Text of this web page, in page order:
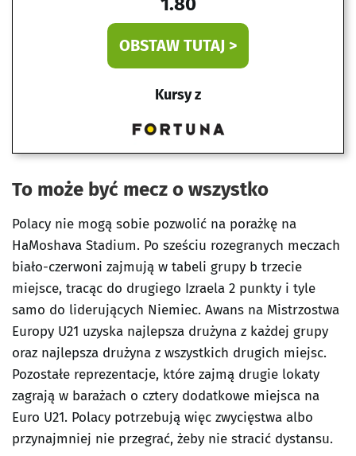
OBSTAW TUTAJ >
Kursy z
To może być mecz o wszystko
Polacy nie mogą sobie pozwolić na porażkę na
HaMoshava Stadium. Po sześciu rozegranych meczach
biało-czerwoni zajmują w tabeli grupy b trzecie
miejsce, tracąc do drugiego Izraela 2 punkty i tyle
samo do liderujących Niemiec. Awans na Mistrzostwa
Europy U21 uzyska najlepsza drużyna z każdej grupy
oraz najlepsza drużyna z wszystkich drugich miejsc.
Pozostałe reprezentacje, które zajmą drugie lokaty
zagrają w barażach o cztery dodatkowe miejsca na
Euro U21. Polacy potrzebują więc zwycięstwa albo
przynajmniej nie przegrać, żeby nie stracić dystansu.